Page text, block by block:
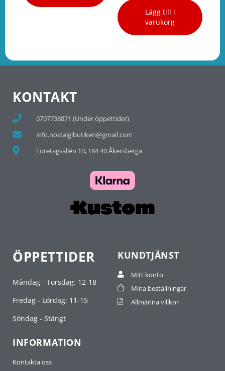
Lägg till i
varukorg
KONTAKT
0707738871 (Under öppettider)
info.nostalgibutiken@gmail.com
Företagsallén 10, 184 40 Åkersberga
ÖPPETTIDER
Måndag - Torsdag: 12-18
Fredag - Lördag: 11-15
Söndag - Stängt
KUNDTJÄNST
Mitt konto
Mina beställningar
Allmänna villkor
INFORMATION
Kontakta oss